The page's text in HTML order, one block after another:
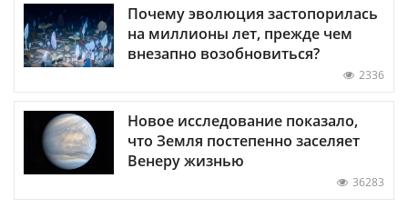
Почему эволюция застопорилась
на миллионы лет, прежде чем
внезапно возобновиться?
2336
Новое исследование показало,
что Земля постепенно заселяет
Венеру жизнью
36283